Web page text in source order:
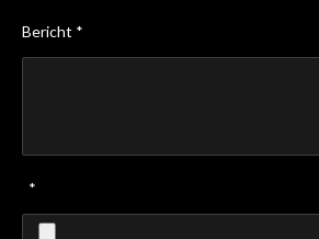
Bericht *
*